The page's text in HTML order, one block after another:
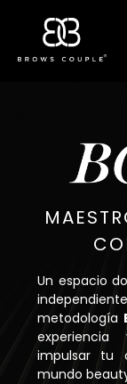
Un espacio
metodología
impulsar tu
mundo